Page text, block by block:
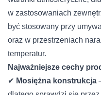
w zastosowaniach
być stosowany przy
oraz w przestrzeniach
temperatur.
Najważniejsze cechy
✔ Mosiężna konstrukcja